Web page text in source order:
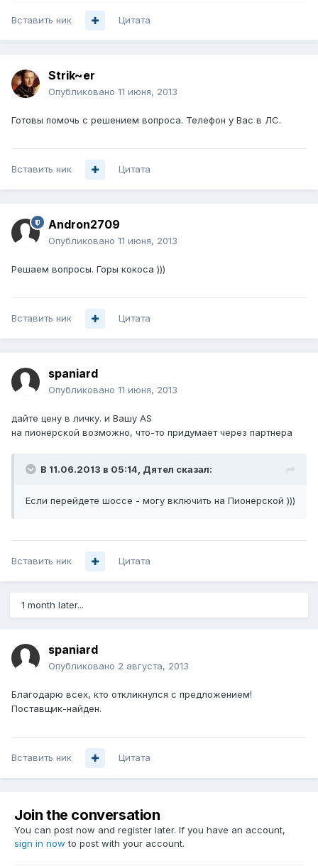
Вставить ник Цитата
Strik~er
Опубликовано 11 июня, 2013
Готовы помочь с решением вопроса. Телефон у Вас в ЛС.
Вставить ник Цитата
Andron2709
Опубликовано 11 июня, 2013
Решаем вопросы. Горы кокоса )))
Вставить ник Цитата
spaniard
Опубликовано 11 июня, 2013
дайте цену в личку. и Вашу AS
на пионерской возможно, что-то придумает через партнера
В 11.06.2013 в 05:14, Дятел сказал:
Если перейдете шоссе - могу включить на Пионерской )))
Вставить ник Цитата
1 month later...
spaniard
Опубликовано 2 августа, 2013
Благодарю всех, кто откликнулся с предложением!
Поставщик-найден.
Вставить ник Цитата
Join the conversation
You can post now and register later. If you have an account,
sign in now to post with your account.